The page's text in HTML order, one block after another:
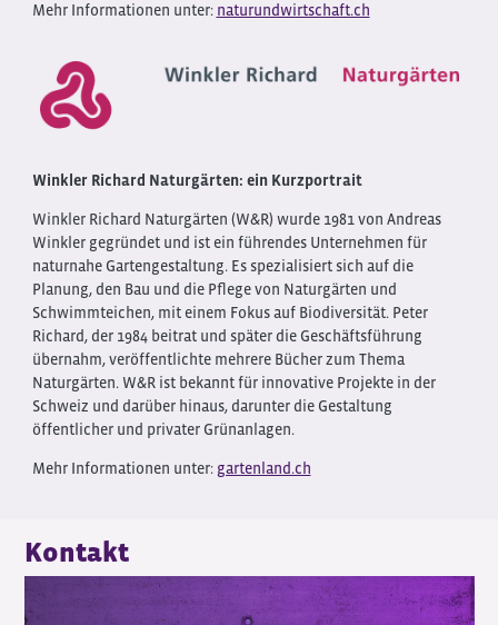
Mehr Informationen unter: naturundwirtschaft.ch
Winkler Richard Naturgärten: ein Kurzportrait
Winkler Richard Naturgärten (W&R) wurde 1981 von Andreas
Winkler gegründet und ist ein führendes Unternehmen für
naturnahe Gartengestaltung. Es spezialisiert sich auf die
Planung, den Bau und die Pflege von Naturgärten und
Schwimmteichen, mit einem Fokus auf Biodiversität. Peter
Richard, der 1984 beitrat und später die Geschäftsführung
übernahm, veröffentlichte mehrere Bücher zum Thema
Naturgärten. W&R ist bekannt für innovative Projekte in der
Schweiz und darüber hinaus, darunter die Gestaltung
öffentlicher und privater Grünanlagen.
Mehr Informationen unter: gartenland.ch
Kontakt